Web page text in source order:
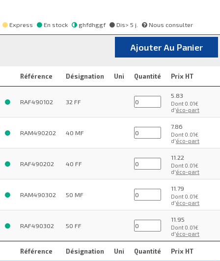
Express En stock ghfdhggf Dis> 5 j. Nous consulter
Ajouter Au Panier
Référence Désignation Uni Quantité Prix HT
Référence Désignation Uni Quantité Prix HT
RAF490102 32 FF
5.83
Dont 0.01€
d'éco-part
RAM490202 40 MF
7.86
Dont 0.01€
d'éco-part
RAF490202 40 FF
11.22
Dont 0.01€
d'éco-part
RAM490302 50 MF
11.79
Dont 0.01€
d'éco-part
RAF490302 50 FF
11.95
Dont 0.01€
d'éco-part